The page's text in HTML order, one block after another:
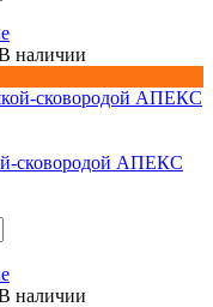
наличии
сковородой АПЕКС
наличии